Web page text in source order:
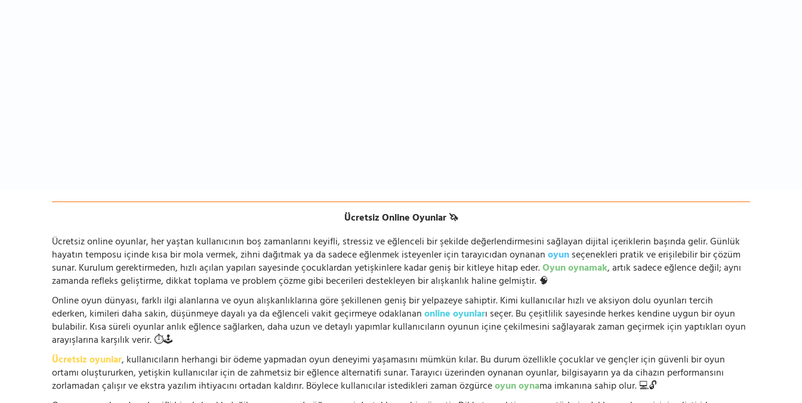
Ücretsiz Online Oyunlar 🦄
Ücretsiz online oyunlar, her yaştan kullanıcının boş zamanlarını keyifli, stressiz ve eğlenceli bir şekilde değerlendirmesini sağlayan dijital içeriklerin başında gelir. Günlük
hayatın temposu içinde kısa bir mola vermek, zihni dağıtmak ya da sadece eğlenmek isteyenler için tarayıcıdan oynananoyunseçenekleri pratik ve erişilebilir bir çözüm
sunar. Kurulum gerektirmeden, hızlı açılan yapıları sayesinde çocuklardan yetişkinlere kadar geniş bir kitleye hitap eder.Oyun oynamak, artık sadece eğlence değil; aynı
zamanda refleks geliştirme, dikkat toplama ve problem çözme gibi becerileri destekleyen bir alışkanlık haline gelmiştir. 🧠
Online oyun dünyası, farklı ilgi alanlarına ve oyun alışkanlıklarına göre şekillenen geniş bir yelpazeye sahiptir. Kimi kullanıcılar hızlı ve aksiyon dolu oyunları tercih
ederken, kimileri daha sakin, düşünmeye dayalı ya da eğlenceli vakit geçirmeye odaklananonline oyunları seçer. Bu çeşitlilik sayesinde herkes kendine uygun bir oyun
bulabilir. Kısa süreli oyunlar anlık eğlence sağlarken, daha uzun ve detaylı yapımlar kullanıcıların oyunun içine çekilmesini sağlayarak zaman geçirmek için yaptıkları oyun
arayışlarına karşılık verir. ⏱️🕹️
Ücretsiz oyunlar, kullanıcıların herhangi bir ödeme yapmadan oyun deneyimi yaşamasını mümkün kılar. Bu durum özellikle çocuklar ve gençler için güvenli bir oyun
ortamı oluştururken, yetişkin kullanıcılar için de zahmetsiz bir eğlence alternatifi sunar. Tarayıcı üzerinden oynanan oyunlar, bilgisayarın ya da cihazın performansını
zorlamadan çalışır ve ekstra yazılım ihtiyacını ortadan kaldırır. Böylece kullanıcılar istedikleri zaman özgürceoyun oynama imkanına sahip olur. 💻🔓